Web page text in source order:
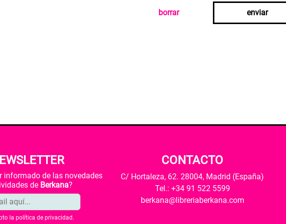
borrar enviar
informado de las novedades
de Berkana?
la política de privacidad .
CONTACTO
C/ Hortaleza, 62. 28004, Madrid (España)
Tel.: +34 91 522 5599
berkana@libreriaberkana.com